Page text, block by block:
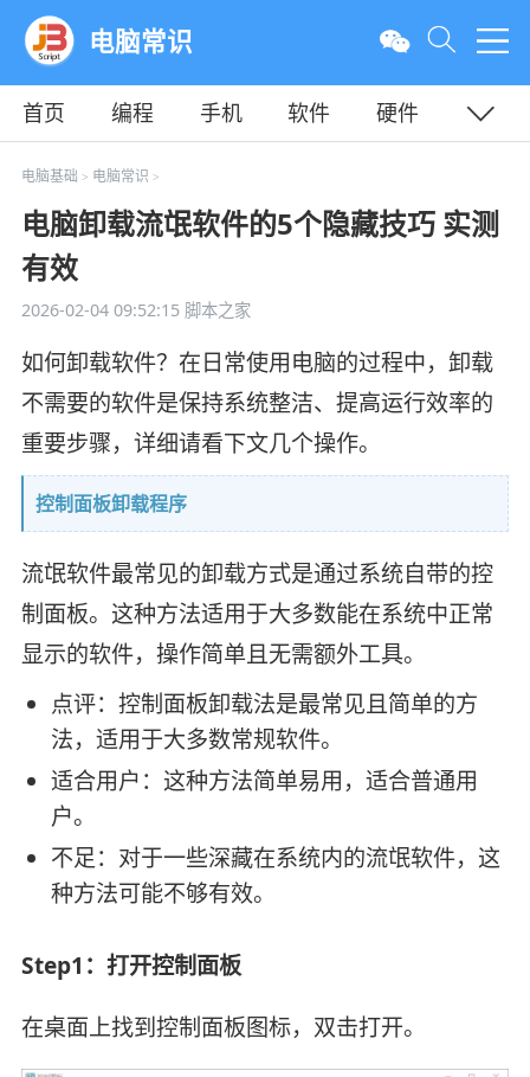
电脑常识
首页 编程 手机 软件
硬件
教程
平面
电脑基础 > 电脑常识 >
电脑卸载流氓软件的5个隐藏技巧 实测
有效
2026-02-04 09:52:15脚本之家
如何卸载软件？在日常使用电脑的过程中，卸载
不需要的软件是保持系统整洁、提高运行效率的
重要步骤，详细请看下文几个操作。
控制面板卸载程序
流氓软件最常见的卸载方式是通过系统自带的控
制面板。这种方法适用于大多数能在系统中正常
显示的软件，操作简单且无需额外工具。
点评：控制面板卸载法是最常见且简单的方
法，适用于大多数常规软件。
适合用户：这种方法简单易用，适合普通用
户。
不足：对于一些深藏在系统内的流氓软件，这
种方法可能不够有效。
Step1：‌打开控制面板‌
在桌面上找到控制面板图标，双击打开。